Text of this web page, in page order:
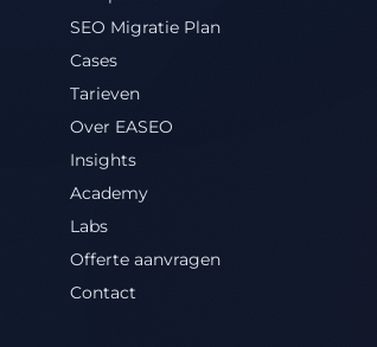
SEO Migratie Plan
Cases
Tarieven
Over EASEO
Insights
Academy
Labs
Offerte aanvragen
Contact